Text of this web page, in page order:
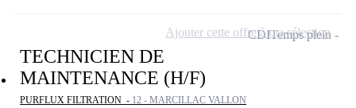
TECHNICIEN DE
MAINTENANCE (H/F)
PURFLUX FILTRATION - 12 - MARCILLAC VALLON
CDITemps plein
Ajouter cette offre à ma sélection